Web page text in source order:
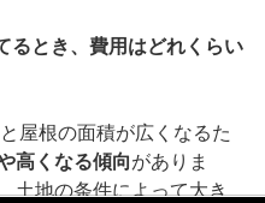
るとき、費用はどれくらい
屋根の面積が広くなるた
高くなる傾向がありま
土地の条件によって大き